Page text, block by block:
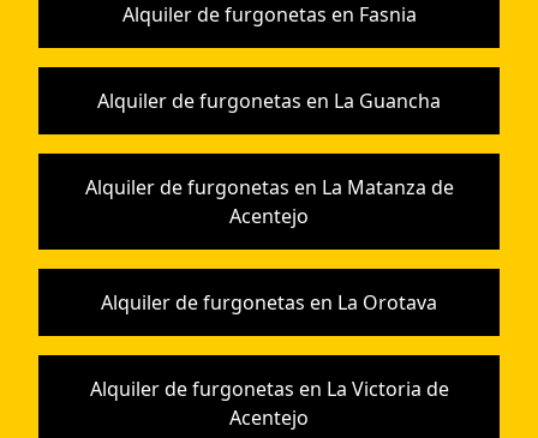
Alquiler de furgonetas en Fasnia
Alquiler de furgonetas en La Guancha
Alquiler de furgonetas en La Matanza de
Acentejo
Alquiler de furgonetas en La Orotava
Alquiler de furgonetas en La Victoria de
Acentejo